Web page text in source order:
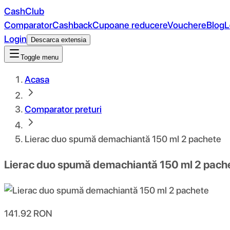
CashClub
ComparatorCashbackCupoane reducereVouchereBlog
Login
Descarca extensia
Toggle menu
Acasa
Comparator preturi
Lierac duo spumă demachiantă 150 ml 2 pachete
Lierac duo spumă demachiantă 150 ml 2
141.92 RON